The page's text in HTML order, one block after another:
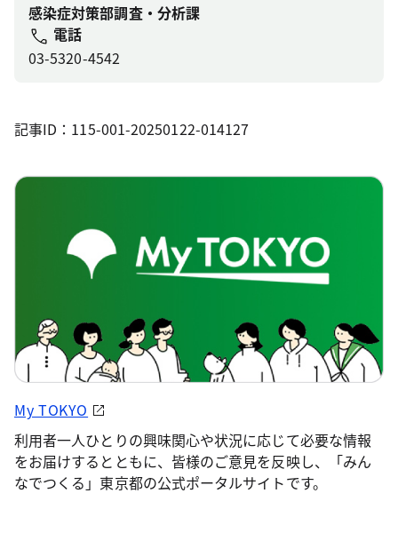
感染症対策部調査・分析課
電話
03-5320-4542
記事ID：115-001-20250122-014127
My TOKYO
利用者一人ひとりの興味関心や状況に応じて必要な情報
をお届けするとともに、皆様のご意見を反映し、「みん
なでつくる」東京都の公式ポータルサイトです。